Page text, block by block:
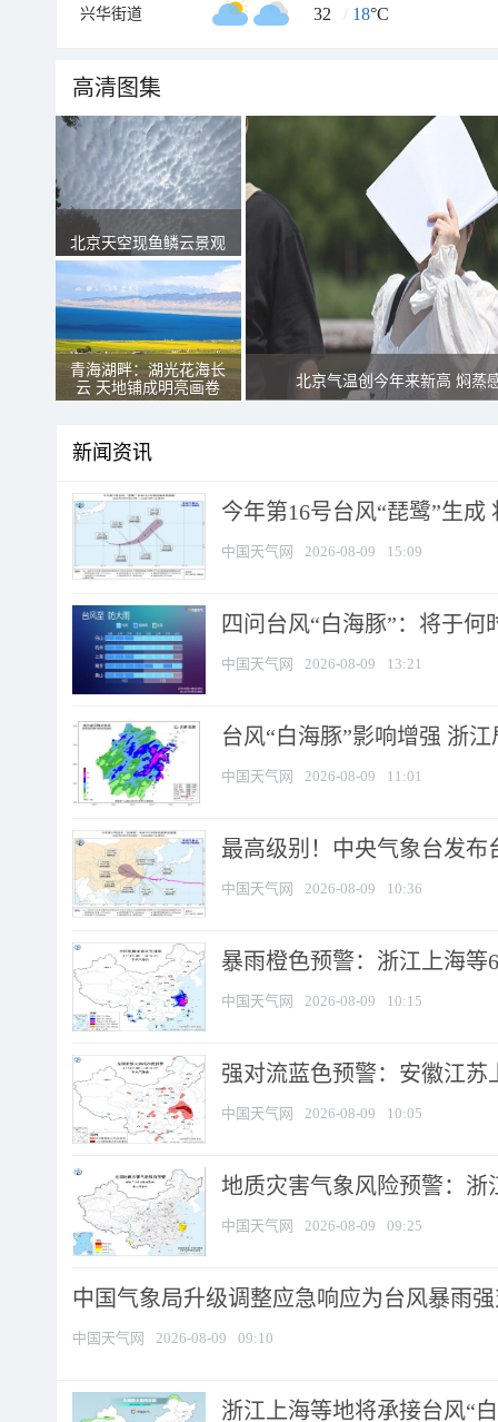
兴华街道 32 / 18°C
高清图集
北京天空现鱼鳞云景观
青海湖畔：湖光花海长
云 天地铺成明亮画卷
北京气温创今年来新高 焖蒸
新闻资讯
今年第16号台风“琵鹭”生
中国天气网 2026-08-09 15:09
四问台风“白海豚”：将于
中国天气网 2026-08-09 13:21
台风“白海豚”影响增强 浙
中国天气网 2026-08-09 11:01
最高级别！中央气象台发布
中国天气网 2026-08-09 10:36
暴雨橙色预警：浙江上海等
中国天气网 2026-08-09 10:15
强对流蓝色预警：安徽江苏
中国天气网 2026-08-09 10:05
地质灾害气象风险预警：浙
中国天气网 2026-08-09 09:25
中国气象局升级调整应急响应为台风暴雨
中国天气网 2026-08-09 09:10
浙江上海等地将承接台风“